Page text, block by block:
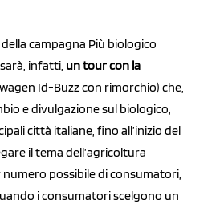
campagna Più biologico
infatti, un tour con la
Id-Buzz con rimorchio) che,
e divulgazione sul biologico,
città italiane, fino all’inizio del
il tema dell’agricoltura
possibile di consumatori,
i consumatori scelgono un